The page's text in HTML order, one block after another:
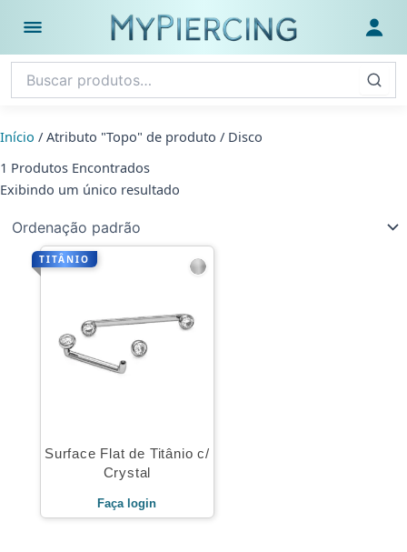
Abrir menu
para
o
conteúdo
Início / Atributo "Topo" de produto / Disco
1 Produtos Encontrados
Exibindo um único resultado
TITÂNIO
Surface Flat de Titânio c/
Crystal
Faça login